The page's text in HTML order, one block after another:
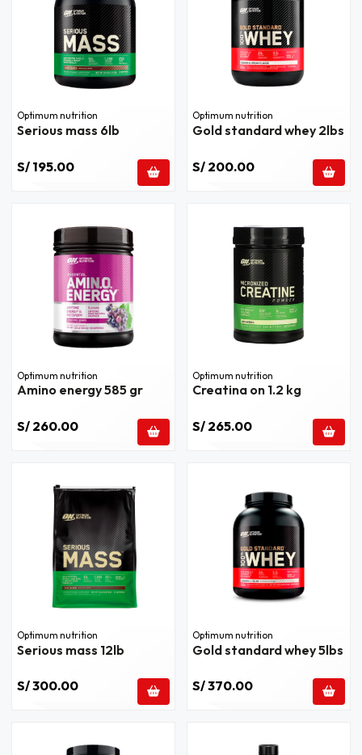
Optimum nutrition
Serious mass 6lb
S/ 195.00
Optimum nutrition
Gold standard whey 2lbs
S/ 200.00
Optimum nutrition
Amino energy 585 gr
S/ 260.00
Optimum nutrition
Creatina on 1.2 kg
S/ 265.00
Optimum nutrition
Serious mass 12lb
S/ 300.00
Optimum nutrition
Gold standard whey 5lbs
S/ 370.00